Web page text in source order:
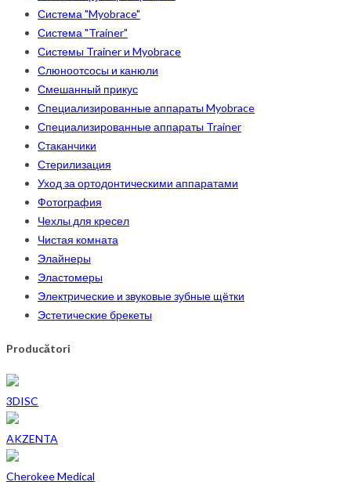
Система "Myobrace"
Система "Trainer"
Системы Trainer и Myobrace
Слюноотсосы и канюли
Смешанный прикус
Специализированные аппараты Myobrace
Специализированные аппараты Trainer
Стаканчики
Стерилизация
Уход за ортодонтическими аппаратами
Фотография
Чехлы для кресел
Чистая комната
Элайнеры
Эластомеры
Электрические и звуковые зубные щётки
Эстетические брекеты
Producători
3DISC
AKZENTA
Cherokee Medical